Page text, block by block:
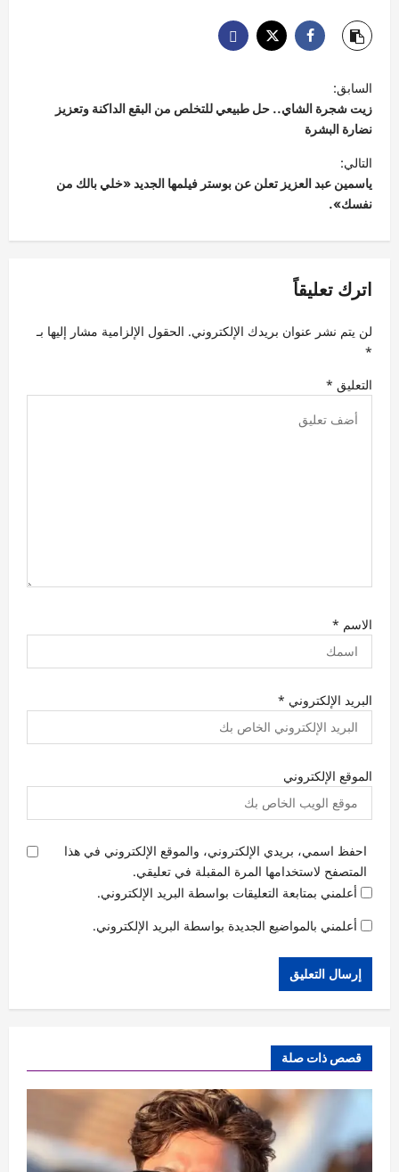
ص
فّ
ح
ا
ل
م
ا
ل
ا
ت
السابق:
زيت شجرة الشاي.. حل طبيعي للتخلص من البقع الداكنة وتعزيز
نضارة البشرة
التالي:
ياسمين عبد العزيز تعلن عن بوستر فيلمها الجديد «خلي بالك من
نفسك».
اترك تعليقاً
لن يتم نشر عنوان بريدك الإلكتروني. الحقول الإلزامية مشار إليها بـ
*
التعليق *
الاسم *
البريد الإلكتروني *
الموقع الإلكتروني
احفظ اسمي، بريدي الإلكتروني، والموقع الإلكتروني في هذا
المتصفح لاستخدامها المرة المقبلة في تعليقي.
أعلمني بمتابعة التعليقات بواسطة البريد الإلكتروني.
أعلمني بالمواضيع الجديدة بواسطة البريد الإلكتروني.
قصص ذات صلة